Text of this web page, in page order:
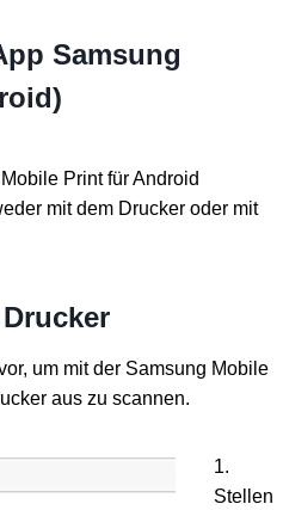
Samsung
Print für Android
mit dem Drucker oder mit
um mit der Samsung Mobile
aus zu scannen.
1.
Stellen